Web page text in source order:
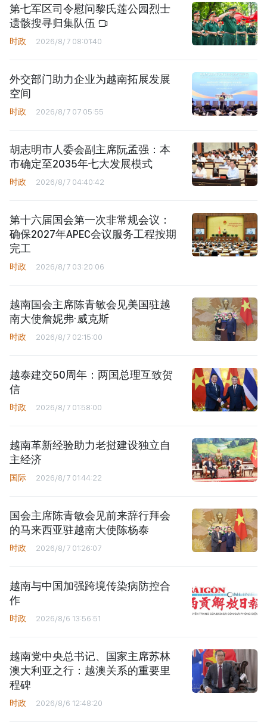
第七军区司令慰问黎氏莲公园烈士
遗骸搜寻归集队伍
时政 2026/8/7 08:01:40
外交部门助力企业为越南拓展发展
空间
时政 2026/8/7 07:05:55
胡志明市人委会副主席阮孟强：本
市确定至2035年七大发展模式
时政 2026/8/7 04:40:42
第十六届国会第一次非常规会议：
确保2027年APEC会议服务工程按期
完工
时政 2026/8/7 03:20:06
越南国会主席陈青敏会见美国驻越
南大使詹妮弗·威克斯
时政 2026/8/7 02:15:00
越泰建交50周年：两国总理互致贺
信
时政 2026/8/7 01:58:00
越南革新经验助力老挝建设独立自
主经济
国际 2026/8/7 01:44:22
国会主席陈青敏会见前来辞行拜会
的马来西亚驻越南大使陈杨泰
时政 2026/8/7 01:26:07
越南与中国加强跨境传染病防控合
作
时政 2026/8/6 13:56:51
越南党中央总书记、国家主席苏林
澳大利亚之行：越澳关系的重要里
程碑
时政 2026/8/6 12:48:20